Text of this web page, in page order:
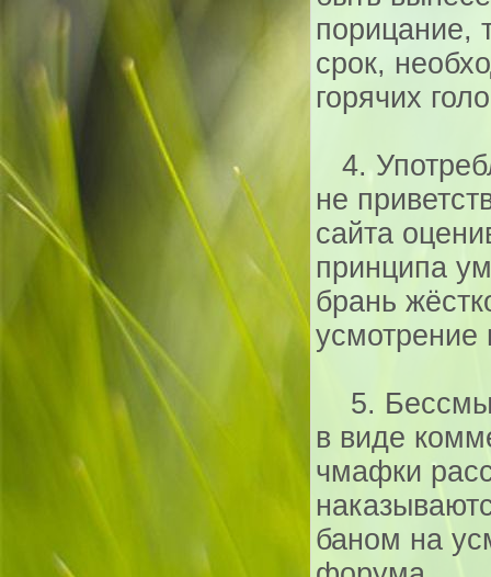
порицание,
срок,
горячих
4.
не
сайта
принципа
брань
5.
в виде
чмафки
баном на